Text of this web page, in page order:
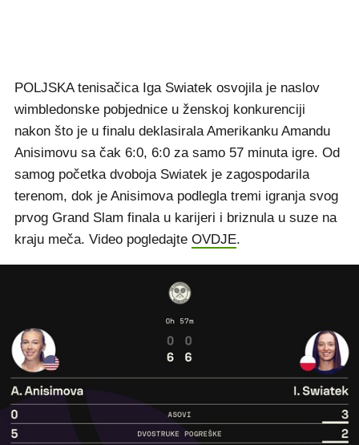
POLJSKA tenisačica Iga Swiatek osvojila je naslov
wimbledonske pobjednice u ženskoj konkurenciji
nakon što je u finalu deklasirala Amerikanku Amandu
Anisimovu sa čak 6:0, 6:0 za samo 57 minuta igre. Od
samog početka dvoboja Swiatek je zagospodarila
terenom, dok je Anisimova podlegla tremi igranja svog
prvog Grand Slam finala u karijeri i briznula u suze na
kraju meča. Video pogledajte OVDJE.